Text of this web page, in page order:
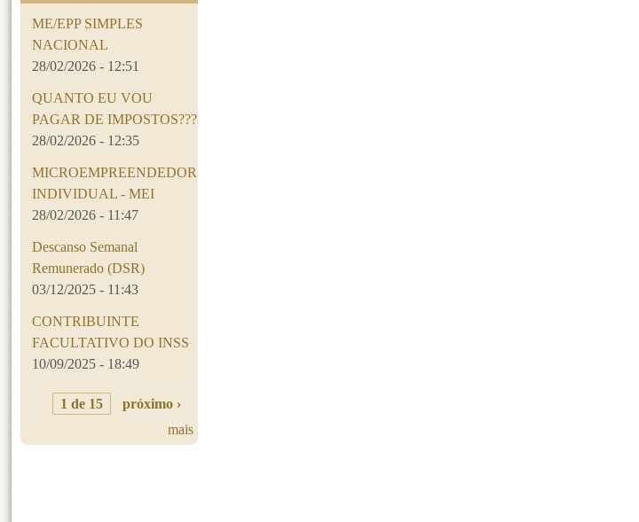
ME/EPP SIMPLES
NACIONAL
28/02/2026 - 12:51
QUANTO EU VOU
PAGAR DE IMPOSTOS???
28/02/2026 - 12:35
MICROEMPREENDEDOR
INDIVIDUAL - MEI
28/02/2026 - 11:47
Descanso Semanal
Remunerado (DSR)
03/12/2025 - 11:43
CONTRIBUINTE
FACULTATIVO DO INSS
10/09/2025 - 18:49
1 de 15
próximo ›
mais